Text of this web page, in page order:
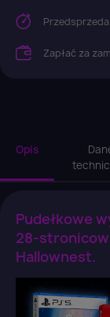
Zapłać za
Opis
Pudełkowe
28-
Hallownest.